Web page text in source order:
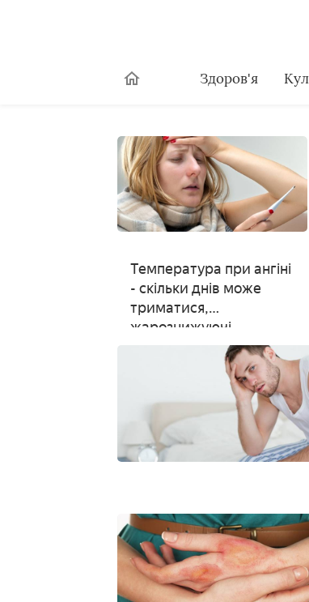
Здоров'я
Температура при ангіні
- скільки днів може
триматися,
жарознижуючі